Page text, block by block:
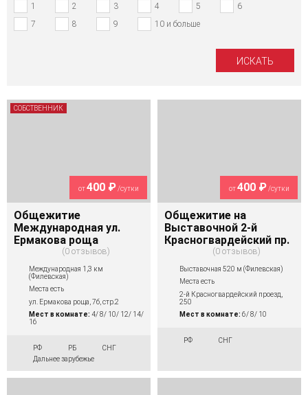
1
2 3 4 5
6
7
8 9 10 и больше
от400 ₽/сутки
Общежитие
Международная ул.
Ермакова роща
0 отзывов
Международная 1,3 км
(Филевская)
Места есть
ул. Ермакова роща, 7б, стр.2
Мест в комнате: 4/ 8/ 10/ 12/ 14/
16
РФ РБ
СНГ
Дальнее зарубежье
СОБСТВЕННИК
от400 ₽/сутки
Общежитие на
Выставочной 2-й
Красногвардейский пр.
0 отзывов
Выставочная 520 м (Филевская)
Места есть
2-й Красногвардейский проезд,
250
Мест в комнате: 6/ 8/ 10
РФ СНГ